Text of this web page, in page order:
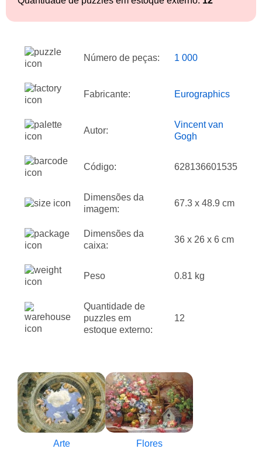
Número de peças: 1 000
Fabricante: Eurographics
Autor:
Vincent van
Gogh
Código: 628136601535
Dimensões da
imagem:
67.3 x 48.9 cm
Dimensões da
caixa:
36 x 26 x 6 cm
Peso 0.81 kg
Quantidade de
puzzles em
estoque externo:
12
Arte Flores